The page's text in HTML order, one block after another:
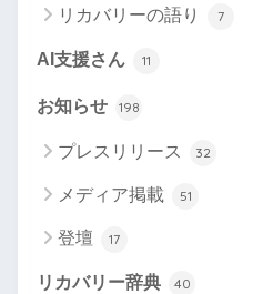
リカバリーの語り 7
AI支援さん 11
お知らせ 198
プレスリリース 32
メディア掲載 51
登壇 17
リカバリー辞典 40